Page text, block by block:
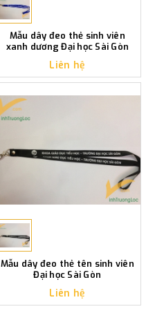
Mẫu dây đeo thẻ sinh viên
xanh dương Đại học Sài Gòn
Liên hệ
Mẫu dây đeo thẻ tên sinh viên
Đại học Sài Gòn
Liên hệ